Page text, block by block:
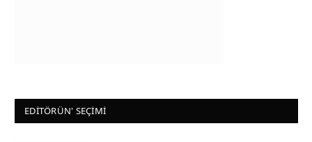
EDİTÖRÜN' SEÇİMİ